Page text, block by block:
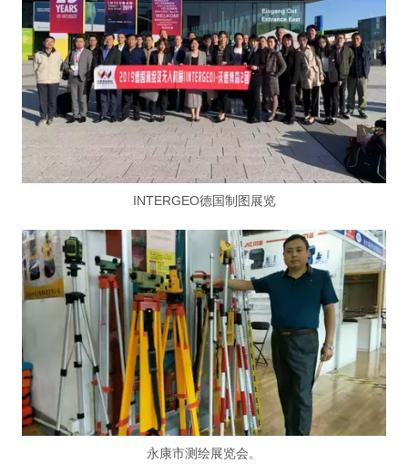
INTERGEO德国制图展览
永康市测绘展览会。